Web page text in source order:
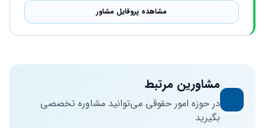
مشاهده پروفایل مشاور
مشاورین مرتبط
در حوزه امور حقوقی می‌توانید مشاوره تخصصی
بگیرید